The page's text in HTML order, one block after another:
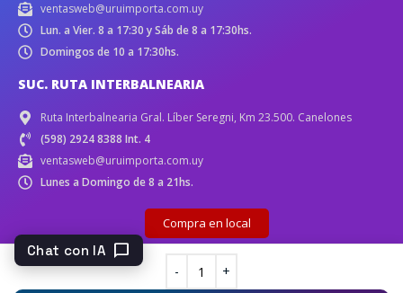
ventasweb@uruimporta.com.uy
Lun. a Vier. 8 a 17:30 y Sáb de 8 a 17:30hs.
Domingos de 10 a 17:30hs.
SUC. RUTA INTERBALNEARIA
Ruta Interbalnearia Gral. Líber Seregni, Km 23.500. Canelones
(598) 2924 8388 Int. 4
ventasweb@uruimporta.com.uy
Lunes a Domingo de 8 a 21hs.
Compra en local
Chat con IA chat_bubble